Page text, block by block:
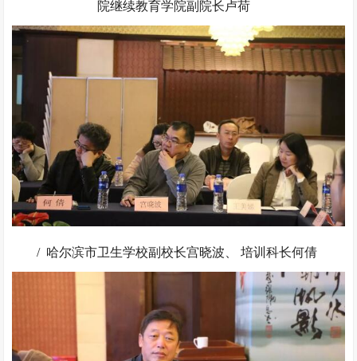
院继续教育学院副院长卢荷
/ 哈尔滨市卫生学校副校长宫晓波、 培训科长何倩